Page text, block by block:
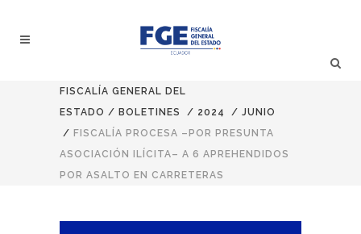
FISCALÍA GENERAL DEL
ESTADO / BOLETINES / 2024 / JUNIO
/ FISCALÍA PROCESA –POR PRESUNTA
ASOCIACIÓN ILÍCITA– A 6 APREHENDIDOS
POR ASALTO EN CARRETERAS